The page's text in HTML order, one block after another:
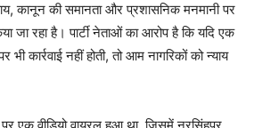
कानून की समानता और प्रशासनिक मनमानी पर
जा रहा है। पार्टी नेताओं का आरोप है कि यदि एक
कार्रवाई नहीं होती, तो आम नागरिकों को न्याय